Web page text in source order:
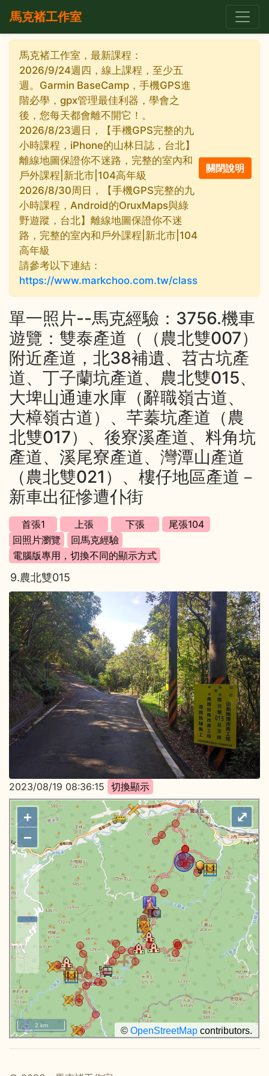
馬克褚工作室
馬克褚工作室，最新課程：
2026/9/24週四，線上課程，至少五
週。Garmin BaseCamp，手機GPS進
階必學，gpx管理最佳利器，學會之
後，您每天都會離不開它！。
2026/8/23週日，【手機GPS完整的九
小時課程，iPhone的山林日誌，台北】
離線地圖保證你不迷路，完整的室內和
戶外課程|新北市|104高年級
2026/8/30周日，【手機GPS完整的九
小時課程，Android的OruxMaps與綠
野遊蹤，台北】離線地圖保證你不迷
路，完整的室內和戶外課程|新北市|104
高年級
請參考以下連結：
https://www.markchoo.com.tw/class
單一照片--馬克經驗：3756.機車
遊覽：雙泰產道（（農北雙007）
附近產道，北38補遺、苕古坑產
道、丁子蘭坑產道、農北雙015、
大埤山通連水庫（辭職嶺古道、
大樟嶺古道）、芊蓁坑產道（農
北雙017）、後寮溪產道、料角坑
產道、溪尾寮產道、灣潭山產道
（農北雙021）、樓仔地區產道－
新車出征慘遭仆街
9.農北雙015
2023/08/19 08:36:15
2 km
+
−
© OpenStreetMap contributors.
⤢